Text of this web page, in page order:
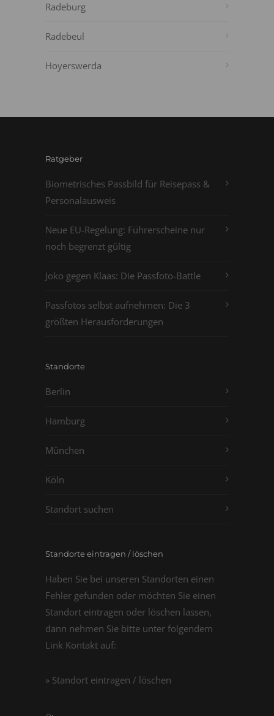
Radeburg
Radebeul
Hoyerswerda
Ratgeber
Biometrisches Passbild für Reisepass &
Personalausweis
Neue EU-Regelung: Führerscheine nur
noch begrenzt gültig
Joko gegen Klaas: Die Passfoto-Battle
Passfotos selbst aufnehmen: Die 3
größten Herausforderungen
Standorte
Berlin
Hamburg
München
Köln
Standort suchen
Standorte eintragen / löschen
Haben Sie bei unseren Standorten einen
Fehler gefunden oder möchten Sie einen
Standort eintragen oder löschen lassen,
dann nehmen Sie bitte unter folgendem
Link Kontakt auf:
» Standort eintragen / löschen